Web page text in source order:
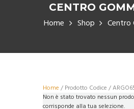
CENTRO
Home Shop Centro
Home / Prodotto Codice /
Non è stato trovato nessun
corrisponde alla tua selezione.